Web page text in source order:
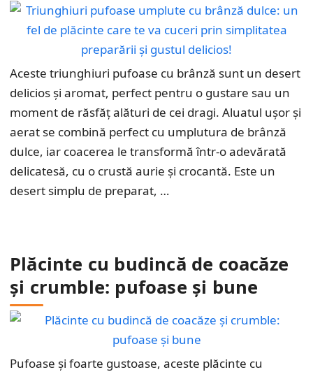
Aceste triunghiuri pufoase cu brânză sunt un desert
delicios și aromat, perfect pentru o gustare sau un
moment de răsfăț alături de cei dragi. Aluatul ușor și
aerat se combină perfect cu umplutura de brânză
dulce, iar coacerea le transformă într-o adevărată
delicatesă, cu o crustă aurie și crocantă. Este un
desert simplu de preparat, …
Plăcinte cu budincă de coacăze
și crumble: pufoase și bune
Pufoase și foarte gustoase, aceste plăcinte cu